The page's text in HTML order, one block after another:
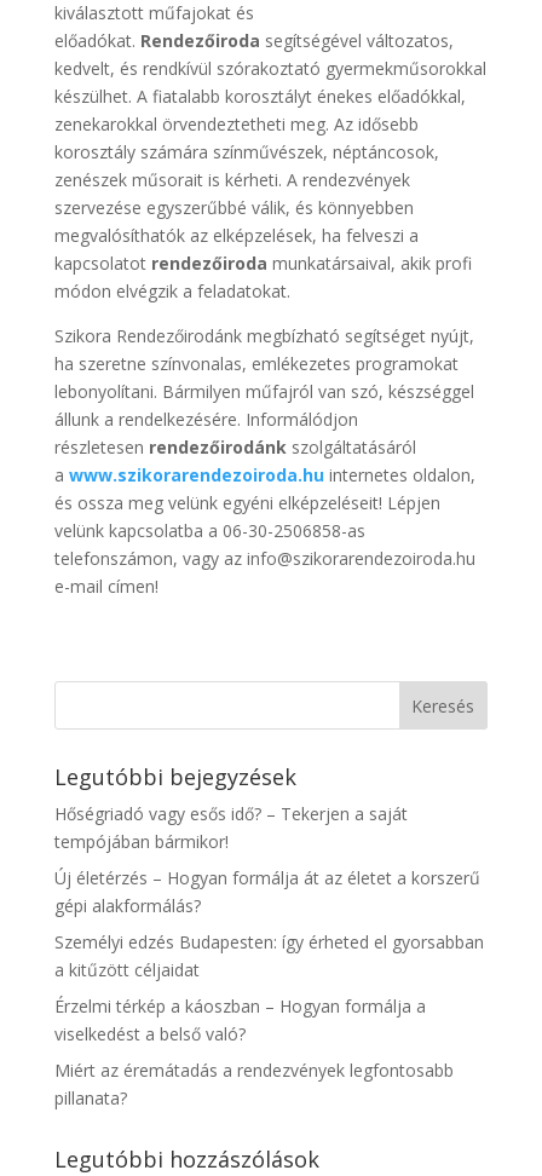
kiválasztott műfajokat és
előadókat. Rendezőiroda segítségével változatos,
kedvelt, és rendkívül szórakoztató gyermekműsorokkal
készülhet. A fiatalabb korosztályt énekes előadókkal,
zenekarokkal örvendeztetheti meg. Az idősebb
korosztály számára színművészek, néptáncosok,
zenészek műsorait is kérheti. A rendezvények
szervezése egyszerűbbé válik, és könnyebben
megvalósíthatók az elképzelések, ha felveszi a
kapcsolatot rendezőiroda munkatársaival, akik profi
módon elvégzik a feladatokat.
Szikora Rendezőirodánk megbízható segítséget nyújt,
ha szeretne színvonalas, emlékezetes programokat
lebonyolítani. Bármilyen műfajról van szó, készséggel
állunk a rendelkezésére. Informálódjon
részletesen rendezőirodánkszolgáltatásáról
a www.szikorarendezoiroda.huinternetes oldalon,
és ossza meg velünk egyéni elképzeléseit! Lépjen
velünk kapcsolatba a 06-30-2506858-as
telefonszámon, vagy az info@szikorarendezoiroda.hu
e-mail címen!
Legutóbbi bejegyzések
Hőségriadó vagy esős idő? – Tekerjen a saját
tempójában bármikor!
Új életérzés – Hogyan formálja át az életet a korszerű
gépi alakformálás?
Személyi edzés Budapesten: így érheted el gyorsabban
a kitűzött céljaidat
Érzelmi térkép a káoszban – Hogyan formálja a
viselkedést a belső való?
Miért az éremátadás a rendezvények legfontosabb
pillanata?
Legutóbbi hozzászólások